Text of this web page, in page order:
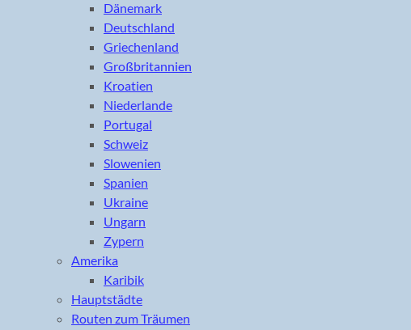
Dänemark
Deutschland
Griechenland
Großbritannien
Kroatien
Niederlande
Portugal
Schweiz
Slowenien
Spanien
Ukraine
Ungarn
Zypern
Amerika
Karibik
Hauptstädte
Routen zum Träumen